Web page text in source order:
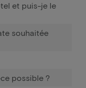
et puis-je le
souhaitée
possible ?